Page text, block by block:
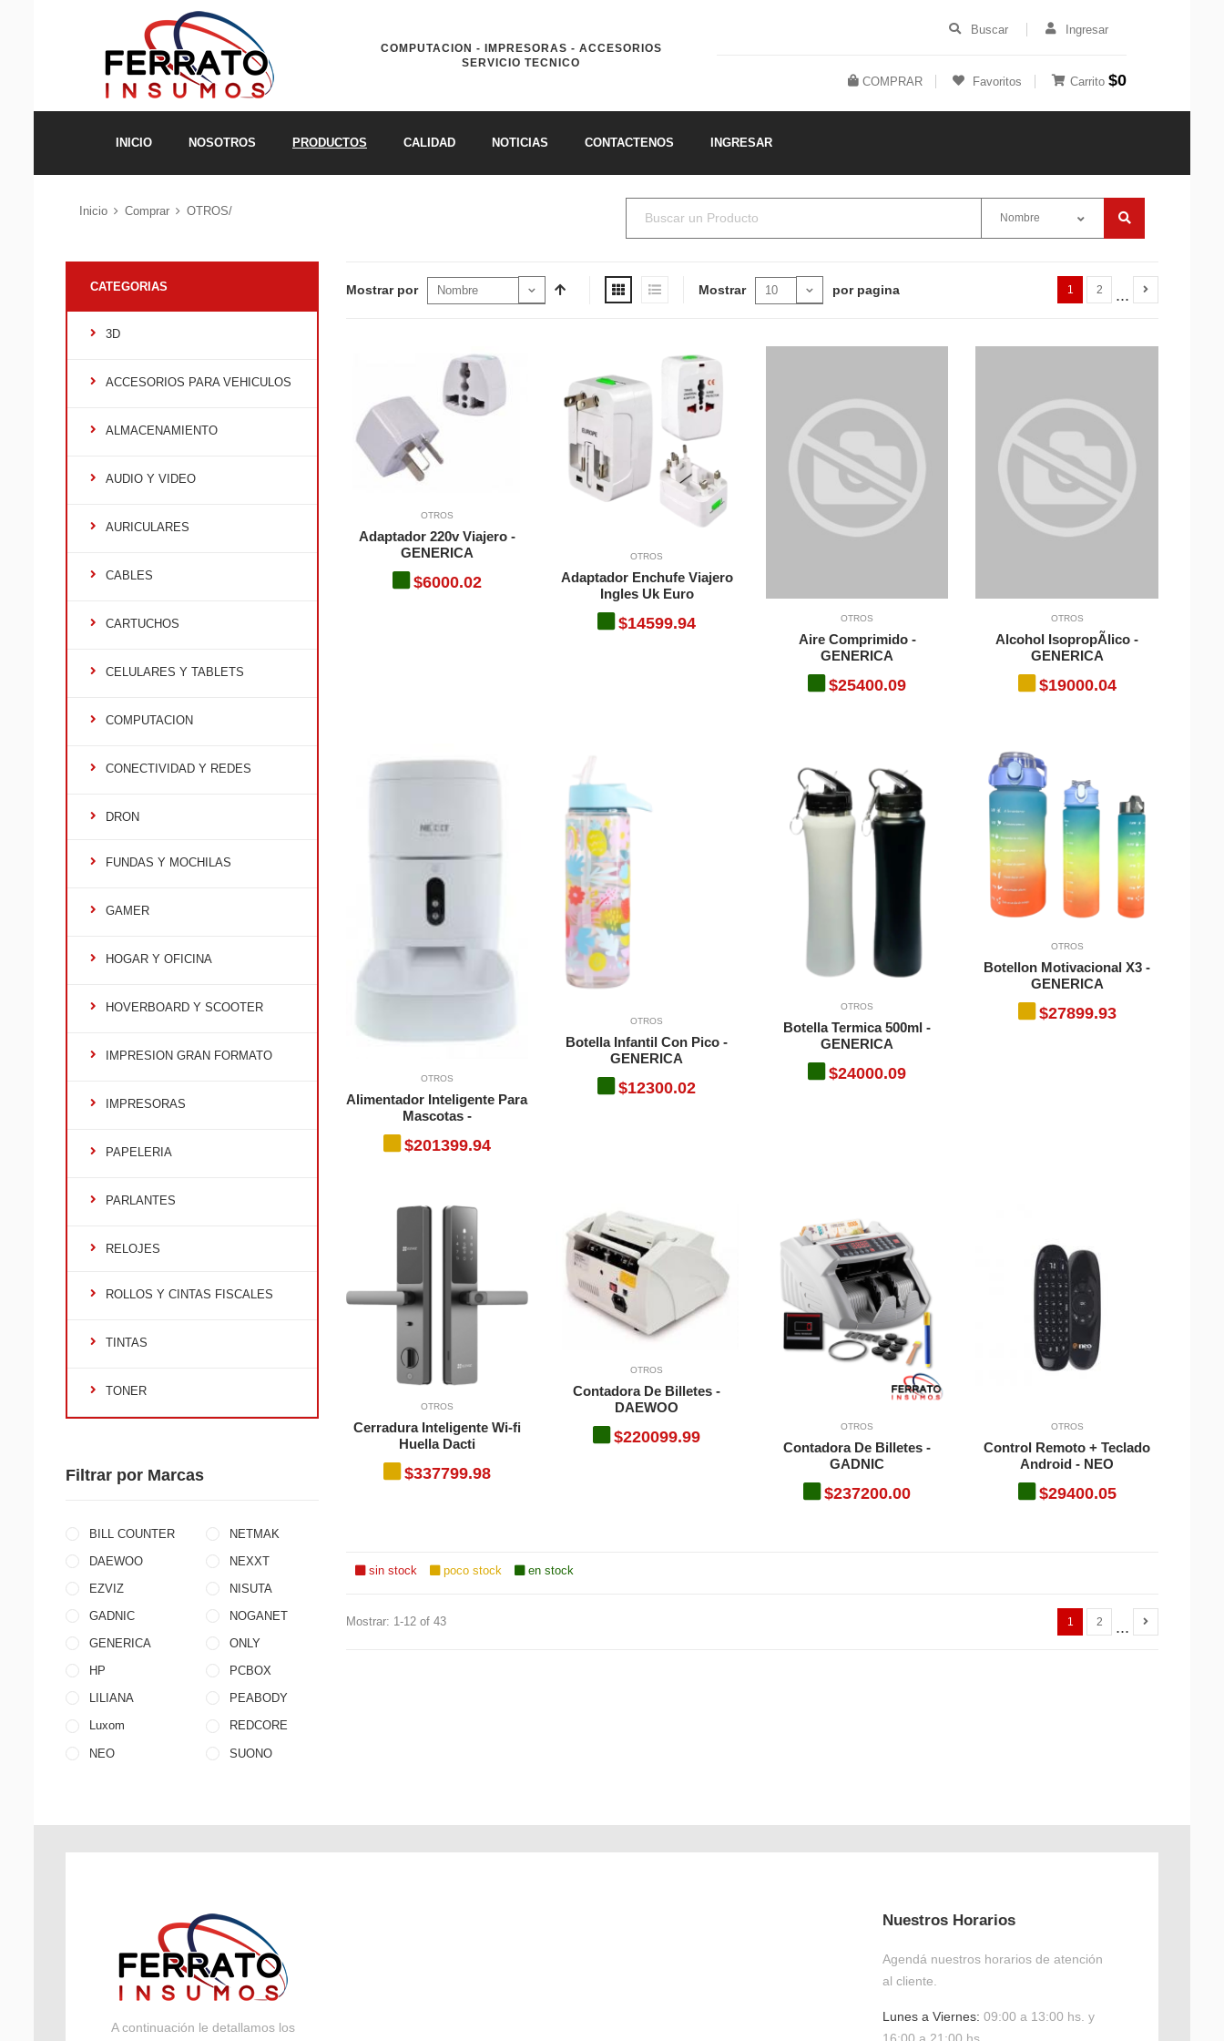
COMPUTACION - IMPRESORAS - ACCESORIOS
SERVICIO TECNICO
Buscar Ingresar
COMPRAR Favoritos Carrito $0
INICIO NOSOTROS PRODUCTOS CALIDAD NOTICIAS CONTACTENOS INGRESAR
Inicio Comprar OTROS/ Nombre
1 2 ...
Mostrar por Mostrar por pagina
OTROS
Adaptador 220v Viajero -
GENERICA
$6000.02
OTROS
Adaptador Enchufe Viajero
Ingles Uk Euro
$14599.94 OTROS
Aire Comprimido -
GENERICA
$25400.09
OTROS
Alcohol IsopropÃ­lico -
GENERICA
$19000.04
OTROS
Alimentador Inteligente Para
Mascotas -
$201399.94
OTROS
Botella Infantil Con Pico -
GENERICA
$12300.02
OTROS
Botella Termica 500ml -
GENERICA
$24000.09
OTROS
Botellon Motivacional X3 -
GENERICA
$27899.93
OTROS
Cerradura Inteligente Wi-fi
Huella Dacti
$337799.98
OTROS
Contadora De Billetes -
DAEWOO
$220099.99
OTROS
Contadora De Billetes -
GADNIC
$237200.00
OTROS
Control Remoto + Teclado
Android - NEO
$29400.05
sin stock poco stock en stock
Mostrar: 1-12 of 43 1 2 ...
CATEGORIAS
3D
ACCESORIOS PARA VEHICULOS
ALMACENAMIENTO
AUDIO Y VIDEO
AURICULARES
CABLES
CARTUCHOS
CELULARES Y TABLETS
COMPUTACION
CONECTIVIDAD Y REDES
DRON
FUNDAS Y MOCHILAS
GAMER
HOGAR Y OFICINA
HOVERBOARD Y SCOOTER
IMPRESION GRAN FORMATO
IMPRESORAS
PAPELERIA
PARLANTES
RELOJES
ROLLOS Y CINTAS FISCALES
TINTAS
TONER
Filtrar por Marcas
BILL COUNTER
DAEWOO
EZVIZ
GADNIC
GENERICA
HP
LILIANA
Luxom
NEO
NETMAK
NEXXT
NISUTA
NOGANET
ONLY
PCBOX
PEABODY
REDCORE
SUONO
A continuación le detallamos los
Nuestros Horarios
Agendá nuestros horarios de atención
al cliente.
Lunes a Viernes: 09:00 a 13:00 hs. y
16:00 a 21:00 hs.